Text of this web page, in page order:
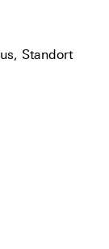
Standort